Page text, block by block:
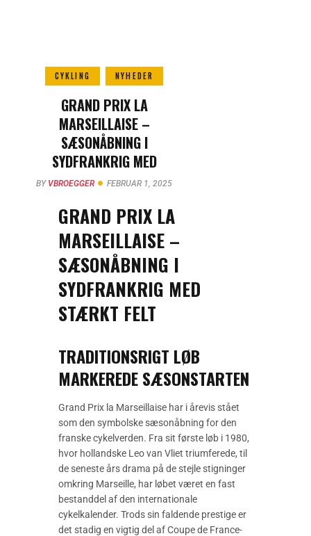
CYKLING NYHEDER
GRAND PRIX LA
MARSEILLAISE –
SÆSONÅBNING I
SYDFRANKRIG MED
STÆRKT FELT
BY VBROEGGER FEBRUAR 1, 2025
GRAND PRIX LA
MARSEILLAISE –
SÆSONÅBNING I
SYDFRANKRIG MED
STÆRKT FELT
TRADITIONSRIGT LØB
MARKEREDE SÆSONSTARTEN
Grand Prix la Marseillaise har i årevis stået
som den symbolske sæsonåbning for den
franske cykelverden. Fra sit første løb i 1980,
hvor hollandske Leo van Vliet triumferede, til
de seneste års drama på de stejle stigninger
omkring Marseille, har løbet været en fast
bestanddel af den internationale
cykelkalender. Trods sin faldende prestige er
det stadig en vigtig del af Coupe de France-